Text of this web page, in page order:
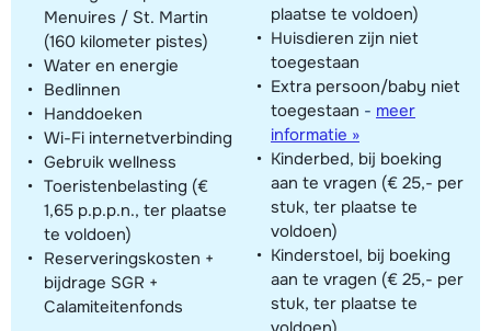
Menuires / St. Martin
(160 kilometer pistes)
Water en energie
Bedlinnen
Handdoeken
Wi-Fi internetverbinding
Gebruik wellness
Toeristenbelasting (€
1,65 p.p.p.n., ter plaatse
te voldoen)
Reserveringskosten +
bijdrage SGR +
Calamiteitenfonds
plaatse te voldoen)
Huisdieren zijn niet
toegestaan
Extra persoon/baby niet
toegestaan - meer
informatie »
Kinderbed, bij boeking
aan te vragen (€ 25,- per
stuk, ter plaatse te
voldoen)
Kinderstoel, bij boeking
aan te vragen (€ 25,- per
stuk, ter plaatse te